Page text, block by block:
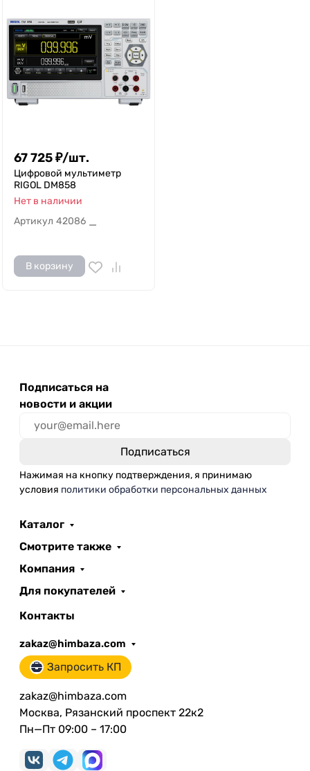
67 725₽/шт.
Цифровой мультиметр
RIGOL DM858
Нет в наличии
Артикул 42086 —
В корзину
Подписаться на
новости и акции
Нажимая на кнопку подтверждения, я принимаю
условия политики обработки персональных данных
Каталог
Смотрите также
Компания
Для покупателей
Контакты
zakaz@himbaza.com
Запросить КП
zakaz@himbaza.com
Москва, Рязанский проспект 22к2
Пн—Пт 09:00 – 17:00